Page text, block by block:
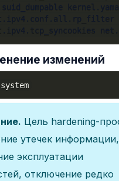
изменений
Цель hardening-
утечек информации,
эксплуатации
отключение редко